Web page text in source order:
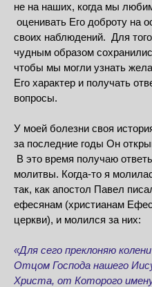
не на наших, когда мы
оценивать Его доброту на
своих наблюдений. Для
чудным образом
чтобы мы могли узнать
Его характер и получать
вопросы.
У моей болезни своя
за последние годы Он
В это время получаю
молитвы. Когда-то я
так, как апостол Павел
ефесянам (христианам
церкви), и молился за них:
«Для сего преклоняю
Отцом Господа нашего
Христа, от Которого